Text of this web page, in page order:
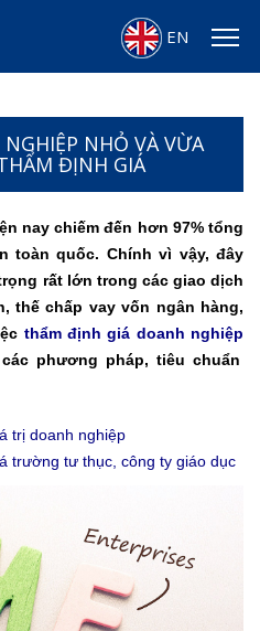
EN
NHỎ VÀ VỪA
ĐỊNH GIÁ
nay chiếm đến hơn 97% tổng
toàn quốc. Chính vì vậy, đây
rất lớn trong các giao dịch
thế chấp vay vốn ngân hàng,
thẩm định giá doanh nghiệp
phương pháp, tiêu chuẩn
trị doanh nghiệp
trường tư thục, công ty giáo dục